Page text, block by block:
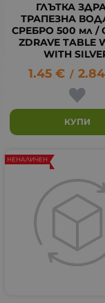
ГЛЪТКА
ТРАПЕЗНА
СРЕБРО 500 мл /
ZDRAVE TABLE
WITH
1.45 € / 2.84
КУПИ
НЕНАЛИЧЕН